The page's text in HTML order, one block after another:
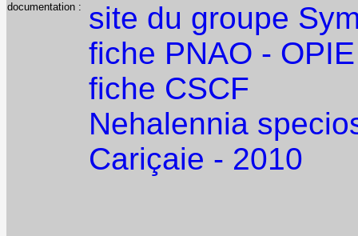
documentation :
site du groupe
fiche PNAO - OPIE
fiche CSCF
Nehalennia
Cariçaie - 2010